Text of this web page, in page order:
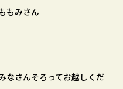
もみさん
なさんそろってお越しくだ